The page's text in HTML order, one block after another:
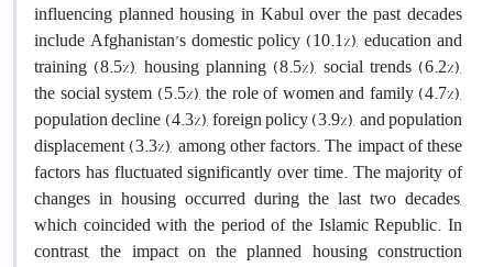
influencing planned housing in Kabul over the past decades
include Afghanistan’s domestic policy (10.1%), education and
training (8.5%), housing planning (8.5%), social trends (6.2%),
the social system (5.5%), the role of women and family (4.7%),
population decline (4.3%), foreign policy (3.9%), and population
displacement (3.3%), among other factors. The impact of these
factors has fluctuated significantly over time. The majority of
changes in housing occurred during the last two decades,
which coincided with the period of the Islamic Republic. In
contrast, the impact on the planned housing construction